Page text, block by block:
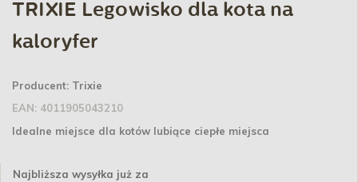
TRIXIE Legowisko dla kota na
kaloryfer
Producent: Trixie
EAN: 4011905043210
Idealne miejsce dla kotów lubiące ciepłe miejsca
Najbliższa wysyłka już za